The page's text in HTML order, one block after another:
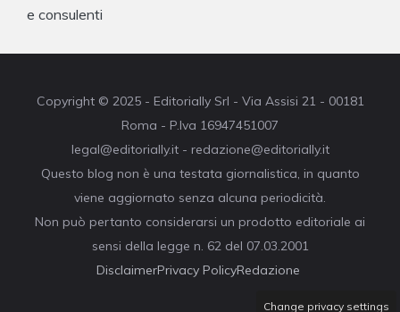
e consulenti
Copyright © 2025 - Editorially Srl - Via Assisi 21 - 00181
Roma - P.Iva 16947451007
legal@editorially.it - redazione@editorially.it
Questo blog non è una testata giornalistica, in quanto
viene aggiornato senza alcuna periodicità.
Non può pertanto considerarsi un prodotto editoriale ai
sensi della legge n. 62 del 07.03.2001
DisclaimerPrivacy PolicyRedazione
Change privacy settings